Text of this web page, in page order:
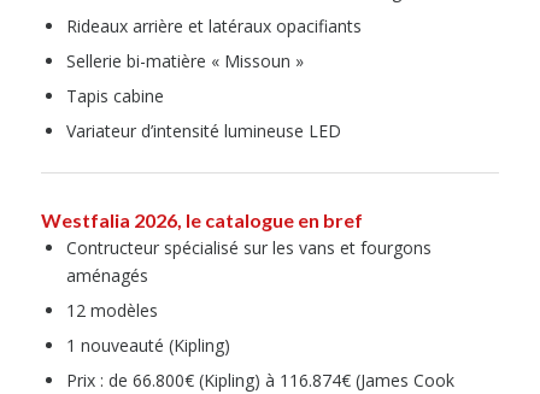
Rideaux arrière et latéraux opacifiants
Sellerie bi-matière « Missoun »
Tapis cabine
Variateur d’intensité lumineuse LED
Westfalia 2026, le catalogue en bref
Contructeur spécialisé sur les vans et fourgons
aménagés
12 modèles
1 nouveauté (Kipling)
Prix : de 66.800€ (Kipling) à 116.874€ (James Cook